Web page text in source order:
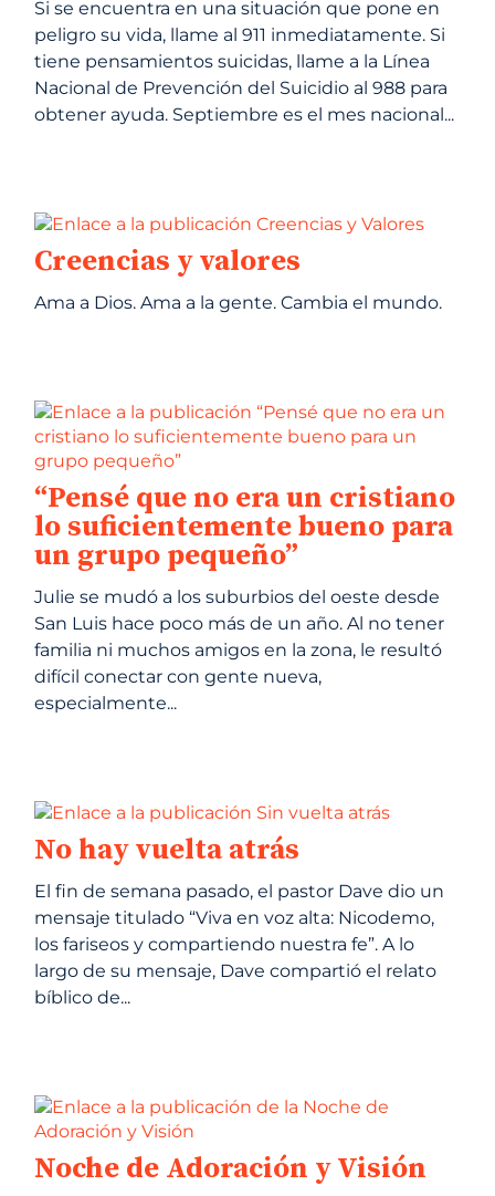
Si se encuentra en una situación que pone en
peligro su vida, llame al 911 inmediatamente. Si
tiene pensamientos suicidas, llame a la Línea
Nacional de Prevención del Suicidio al 988 para
obtener ayuda. Septiembre es el mes nacional...
Creencias y valores
Ama a Dios. Ama a la gente. Cambia el mundo.
“Pensé que no era un cristiano
lo suficientemente bueno para
un grupo pequeño”
Julie se mudó a los suburbios del oeste desde
San Luis hace poco más de un año. Al no tener
familia ni muchos amigos en la zona, le resultó
difícil conectar con gente nueva,
especialmente...
No hay vuelta atrás
El fin de semana pasado, el pastor Dave dio un
mensaje titulado “Viva en voz alta: Nicodemo,
los fariseos y compartiendo nuestra fe”. A lo
largo de su mensaje, Dave compartió el relato
bíblico de...
Noche de Adoración y Visión